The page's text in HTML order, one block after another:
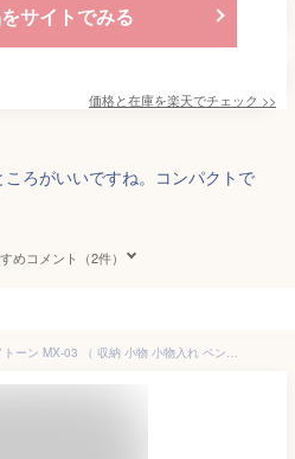
サイトでみる
価格と在庫を楽天でチェック >>
ろがいいですね。コンパクトで
めコメント（2件）
卓上整理ボックス A4 横 モノトーン MX-03 （ 収納 小物 小物入れ ペン立て プラスチック 仕切り付き 小物ボックス付き 卓上収納 デスク収納 文房具 メイク キッチン用品 省スペース 整理整頓 デスク周り リモコン フリーアドレス ）